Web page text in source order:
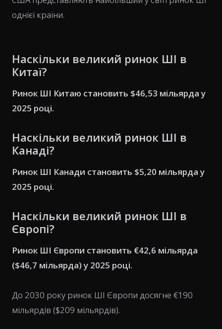
однієї країни.
Наскільки великий ринок ШІ в
Китаї?
Ринок ШІ Китаю становить $46,53 мільярда у
2025 році.
Наскільки великий ринок ШІ в
Канаді?
Ринок ШІ Канади становить $5,20 мільярда у
2025 році.
Наскільки великий ринок ШІ в
Європі?
Ринок ШІ Європи становить €42,6 мільярда
($46,7 мільярда) у 2025 році.
До 2030 року ринок ШІ Європи досягне €190
мільярдів ($209 мільярдів).